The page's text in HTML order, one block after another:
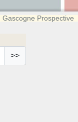
Gascogne Prospective
>>